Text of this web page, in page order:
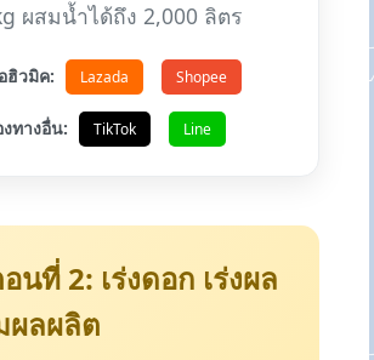
ผสมน้ำได้ถึง 2,000 ลิตร
ฮิวมิค: Lazada Shopee
งทางอื่น: TikTok Line
นที่ 2: เร่งดอก เร่งผล
ผลผลิต